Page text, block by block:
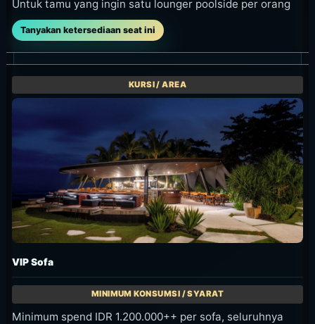
Untuk tamu yang ingin satu lounger poolside per orang
Tanyakan ketersediaan seat ini
VIP Sofa
Minimum spend IDR 1.200.000++ per sofa, seluruhnya